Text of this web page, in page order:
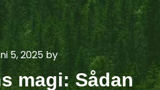
5, 2025 by
magi: Sådan